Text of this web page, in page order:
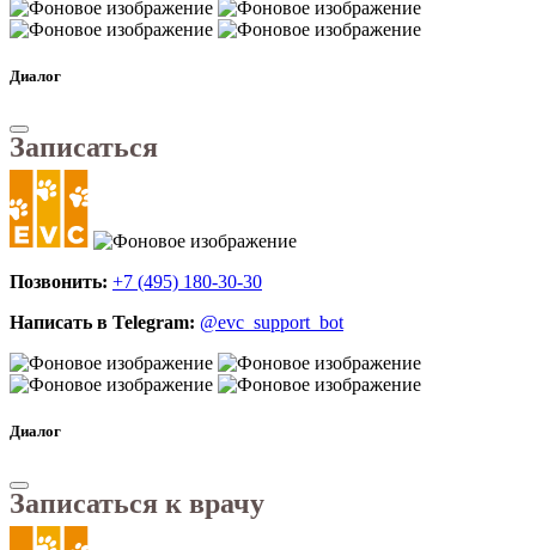
Диалог
Записаться
Позвонить: +7 (495) 180-30-30
Написать в Telegram: @evc_support_bot
Диалог
Записаться к врачу